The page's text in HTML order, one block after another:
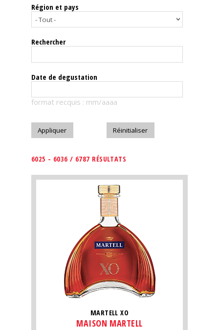
dégustation
Le
magazine
Télécharger
Région et pays
Rechercher
Date de degustation
format recquis : mm/aaaa
6025 - 6036 / 6787 RÉSULTATS
MARTELL XO
MAISON MARTELL